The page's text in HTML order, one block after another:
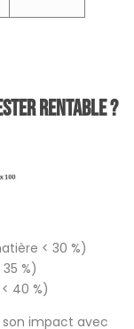
rentable ?
< 30 %)
%)
40 %)
son impact avec